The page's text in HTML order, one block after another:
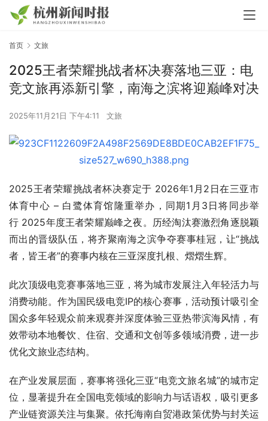
首页 文旅
2025王者荣耀挑战者杯决赛落地三亚：电
竞文旅再添新引擎，南海之滨将迎巅峰对决
2025年11月21日 下午4:11 文旅
2025王者荣耀挑战者杯决赛定于 2026年1月2日在三亚市
体育中心 – 白鹭体育馆隆重举办，同期1月3日将同步举
行 2025年度王者荣耀巅峰之夜。历经淘汰赛激烈角逐脱颖
而出的晋级队伍，将齐聚南海之滨争夺赛事桂冠，让“挑战
者，皆王者”的赛事内核在三亚深度扎根、熠熠生辉。
此次顶级电竞赛事落地三亚，将为城市发展注入年轻活力与
消费动能。作为国民级电竞IP的核心赛事，活动预计吸引全
国众多年轻观众前来观赛并深度体验三亚热带滨海风情，有
效带动本地餐饮、住宿、交通和文创等多领域消费，进一步
优化文旅业态结构。
在产业发展层面，赛事将强化三亚“电竞文旅名城”的城市定
位，显著提升在全国电竞领域的影响力与话语权，吸引更多
产业链资源关注与集聚。依托海南自贸港政策优势与封关运